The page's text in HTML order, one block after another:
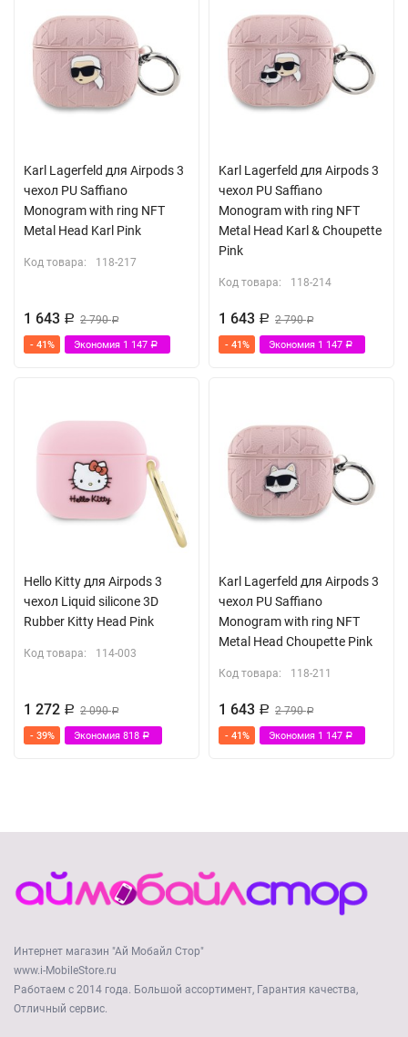
Karl Lagerfeld для Airpods 3
чехол PU Saffiano
Monogram with ring NFT
Metal Head Karl Pink
Код товара: 118-217
1 643 Р 2 790Р
- 41% Экономия 1 147 Р
Karl Lagerfeld для Airpods 3
чехол PU Saffiano
Monogram with ring NFT
Metal Head Karl & Choupette
Pink
Код товара: 118-214
1 643 Р 2 790Р
- 41% Экономия 1 147 Р
Hello Kitty для Airpods 3
чехол Liquid silicone 3D
Rubber Kitty Head Pink
Код товара: 114-003
1 272 Р 2 090Р
- 39% Экономия 818 Р
Karl Lagerfeld для Airpods 3
чехол PU Saffiano
Monogram with ring NFT
Metal Head Choupette Pink
Код товара: 118-211
1 643 Р 2 790Р
- 41% Экономия 1 147 Р
Интернет магазин "Ай Мобайл Стор"
www.i-MobileStore.ru
Работаем с 2014 года. Большой ассортимент, Гарантия качества,
Отличный сервис.